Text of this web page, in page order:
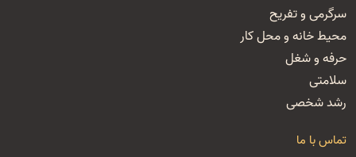
سرگرمی و تفریح
محیط خانه و محل کار
حرفه و شغل
سلامتی
رشد شخصی
تماس با ما